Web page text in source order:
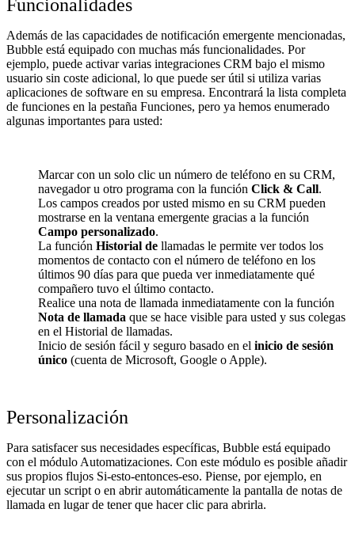
Funcionalidades
Además de las capacidades de notificación emergente mencionadas,
Bubble está equipado con muchas más funcionalidades. Por
ejemplo, puede activar varias integraciones CRM bajo el mismo
usuario sin coste adicional, lo que puede ser útil si utiliza varias
aplicaciones de software en su empresa. Encontrará la lista completa
de funciones en la pestaña Funciones, pero ya hemos enumerado
algunas importantes para usted:
Marcar con un solo clic un número de teléfono en su CRM,
navegador u otro programa con la función Click & Call.
Los campos creados por usted mismo en su CRM pueden
mostrarse en la ventana emergente gracias a la función
Campo personalizado.
La función Historial de llamadas le permite ver todos los
momentos de contacto con el número de teléfono en los
últimos 90 días para que pueda ver inmediatamente qué
compañero tuvo el último contacto.
Realice una nota de llamada inmediatamente con la función
Nota de llamada que se hace visible para usted y sus colegas
en el Historial de llamadas.
Inicio de sesión fácil y seguro basado en el inicio de sesión
único (cuenta de Microsoft, Google o Apple).
Personalización
Para satisfacer sus necesidades específicas, Bubble está equipado
con el módulo Automatizaciones. Con este módulo es posible añadir
sus propios flujos Si-esto-entonces-eso. Piense, por ejemplo, en
ejecutar un script o en abrir automáticamente la pantalla de notas de
llamada en lugar de tener que hacer clic para abrirla.